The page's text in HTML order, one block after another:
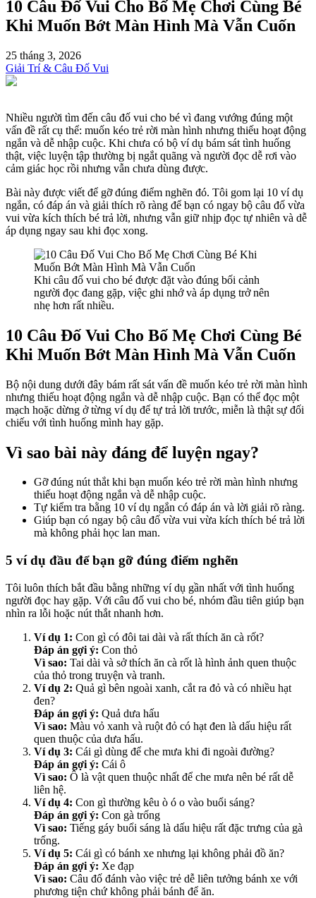
10 Câu Đố Vui Cho Bố Mẹ Chơi Cùng Bé
Khi Muốn Bớt Màn Hình Mà Vẫn Cuốn
25 tháng 3, 2026
Giải Trí & Câu Đố Vui
Nhiều người tìm đến câu đố vui cho bé vì đang vướng đúng một
vấn đề rất cụ thể: muốn kéo trẻ rời màn hình nhưng thiếu hoạt động
ngắn và dễ nhập cuộc. Khi chưa có bộ ví dụ bám sát tình huống
thật, việc luyện tập thường bị ngắt quãng và người đọc dễ rơi vào
cảm giác học rồi nhưng vẫn chưa dùng được.
Bài này được viết để gỡ đúng điểm nghẽn đó. Tôi gom lại 10 ví dụ
ngắn, có đáp án và giải thích rõ ràng để bạn có ngay bộ câu đố vừa
vui vừa kích thích bé trả lời, nhưng vẫn giữ nhịp đọc tự nhiên và dễ
áp dụng ngay sau khi đọc xong.
Khi câu đố vui cho bé được đặt vào đúng bối cảnh
người đọc đang gặp, việc ghi nhớ và áp dụng trở nên
nhẹ hơn rất nhiều.
10 Câu Đố Vui Cho Bố Mẹ Chơi Cùng Bé
Khi Muốn Bớt Màn Hình Mà Vẫn Cuốn
Bộ nội dung dưới đây bám rất sát vấn đề muốn kéo trẻ rời màn hình
nhưng thiếu hoạt động ngắn và dễ nhập cuộc. Bạn có thể đọc một
mạch hoặc dừng ở từng ví dụ để tự trả lời trước, miễn là thật sự đối
chiếu với tình huống mình hay gặp.
Vì sao bài này đáng để luyện ngay?
Gỡ đúng nút thắt khi bạn muốn kéo trẻ rời màn hình nhưng
thiếu hoạt động ngắn và dễ nhập cuộc.
Tự kiểm tra bằng 10 ví dụ ngắn có đáp án và lời giải rõ ràng.
Giúp bạn có ngay bộ câu đố vừa vui vừa kích thích bé trả lời
mà không phải học lan man.
5 ví dụ đầu để bạn gỡ đúng điểm nghẽn
Tôi luôn thích bắt đầu bằng những ví dụ gần nhất với tình huống
người đọc hay gặp. Với câu đố vui cho bé, nhóm đầu tiên giúp bạn
nhìn ra lỗi hoặc nút thắt nhanh hơn.
Ví dụ 1: Con gì có đôi tai dài và rất thích ăn cà rốt?
Đáp án gợi ý: Con thỏ
Vì sao: Tai dài và sở thích ăn cà rốt là hình ảnh quen thuộc
của thỏ trong truyện và tranh.
Ví dụ 2: Quả gì bên ngoài xanh, cắt ra đỏ và có nhiều hạt
đen?
Đáp án gợi ý: Quả dưa hấu
Vì sao: Màu vỏ xanh và ruột đỏ có hạt đen là dấu hiệu rất
quen thuộc của dưa hấu.
Ví dụ 3: Cái gì dùng để che mưa khi đi ngoài đường?
Đáp án gợi ý: Cái ô
Vì sao: Ô là vật quen thuộc nhất để che mưa nên bé rất dễ
liên hệ.
Ví dụ 4: Con gì thường kêu ò ó o vào buổi sáng?
Đáp án gợi ý: Con gà trống
Vì sao: Tiếng gáy buổi sáng là dấu hiệu rất đặc trưng của gà
trống.
Ví dụ 5: Cái gì có bánh xe nhưng lại không phải đồ ăn?
Đáp án gợi ý: Xe đạp
Vì sao: Câu đố đánh vào việc trẻ dễ liên tưởng bánh xe với
phương tiện chứ không phải bánh để ăn.